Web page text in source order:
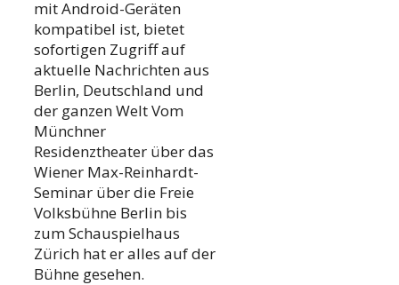
mit Android-Geräten
kompatibel ist, bietet
sofortigen Zugriff auf
aktuelle Nachrichten aus
Berlin, Deutschland und
der ganzen Welt Vom
Münchner
Residenztheater über das
Wiener Max-Reinhardt-
Seminar über die Freie
Volksbühne Berlin bis
zum Schauspielhaus
Zürich hat er alles auf der
Bühne gesehen.